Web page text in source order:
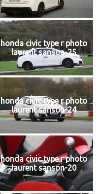
honda civic type r photo
laurent sanson-25
honda civic type r photo
laurent sanson-24
honda civic type r photo
laurent sanson-20